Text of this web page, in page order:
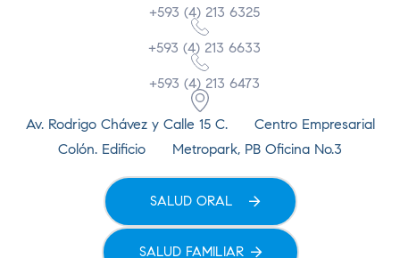
+593 (4) 213 6325
+593 (4) 213 6633
+593 (4) 213 6473
Av. Rodrigo Chávez y Calle 15 C. Centro Empresarial
Colón. Edificio Metropark, PB Oficina No.3
SALUD ORAL
SALUD FAMILIAR